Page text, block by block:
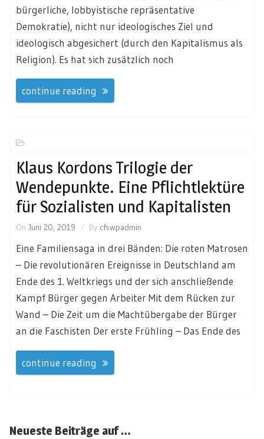
bürgerliche, lobbyistische repräsentative
Demokratie), nicht nur ideologisches Ziel und
ideologisch abgesichert (durch den Kapitalismus als
Religion). Es hat sich zusätzlich noch
continue reading
Klaus Kordons Trilogie der
Wendepunkte. Eine Pflichtlektüre
für Sozialisten und Kapitalisten
On Juni 20, 2019 By cfswpadmin
Eine Familiensaga in drei Bänden: Die roten Matrosen
– Die revolutionären Ereignisse in Deutschland am
Ende des 1. Weltkriegs und der sich anschließende
Kampf Bürger gegen Arbeiter Mit dem Rücken zur
Wand – Die Zeit um die Machtübergabe der Bürger
an die Faschisten Der erste Frühling – Das Ende des
continue reading
Neueste Beiträge auf …